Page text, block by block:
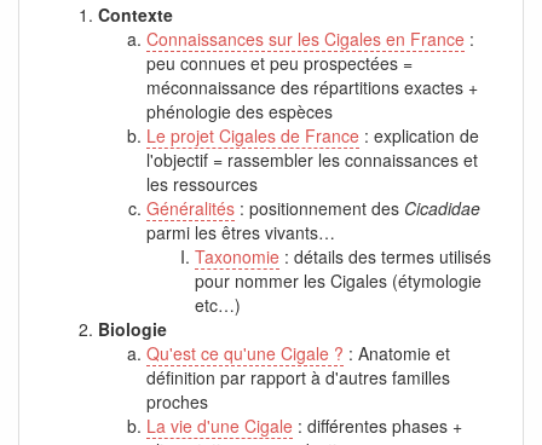
Contexte
Connaissances sur les Cigales en France :
peu connues et peu prospectées =
méconnaissance des répartitions exactes +
phénologie des espèces
Le projet Cigales de France : explication de
l'objectif = rassembler les connaissances et
les ressources
Généralités : positionnement des Cicadidae
parmi les êtres vivants…
Taxonomie : détails des termes utilisés
pour nommer les Cigales (étymologie
etc…)
Biologie
Qu'est ce qu'une Cigale ? : Anatomie et
définition par rapport à d'autres familles
proches
La vie d'une Cigale : différentes phases +